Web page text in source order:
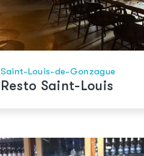
Saint-Louis-de-Gonzague
Resto Saint-Louis